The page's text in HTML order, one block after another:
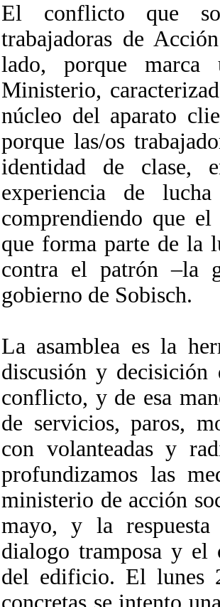
El conflicto que
trabajadoras de
lado, porque
Ministerio,
núcleo del aparato
porque las/os
identidad de clase,
experiencia de
comprendiendo que
que forma parte de la
contra el patrón –la
gobierno de Sobisch.
La asamblea es la
discusión y decisición
conflicto, y de esa
de servicios, paros,
con volanteadas y
profundizamos las
ministerio de acción
mayo, y la
dialogo tramposa y el
del edificio. El lunes